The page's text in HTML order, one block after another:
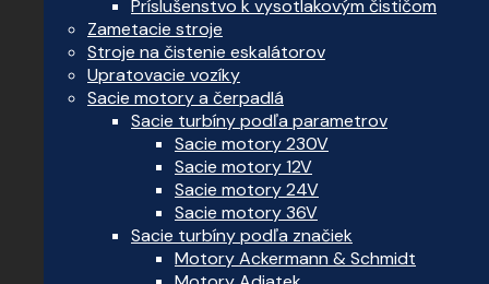
Príslušenstvo k vysotlakovým čističom
Zametacie stroje
Stroje na čistenie eskalátorov
Upratovacie vozíky
Sacie motory a čerpadlá
Sacie turbíny podľa parametrov
Sacie motory 230V
Sacie motory 12V
Sacie motory 24V
Sacie motory 36V
Sacie turbíny podľa značiek
Motory Ackermann & Schmidt